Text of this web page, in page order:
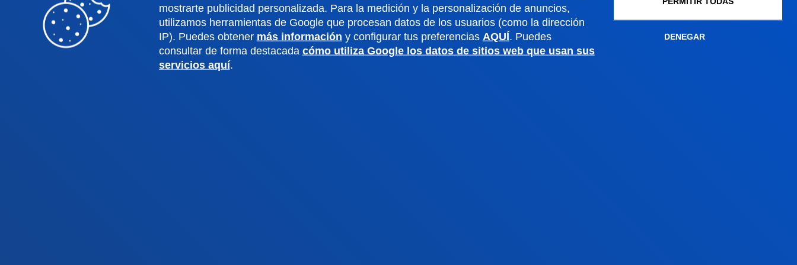
mostrarte publicidad personalizada. Para la medición y la personalización de anuncios,
utilizamos herramientas de Google que procesan datos de los usuarios (como la dirección
IP). Puedes obtener más información y configurar tus preferencias AQUÍ. Puedes
consultar de forma destacada cómo utiliza Google los datos de sitios web que usan sus
servicios aquí.
DENEGAR
Ingeniería
Teología
Archivo universitario
Publicaciones
Gabinete de prensa
Gestiones académicas